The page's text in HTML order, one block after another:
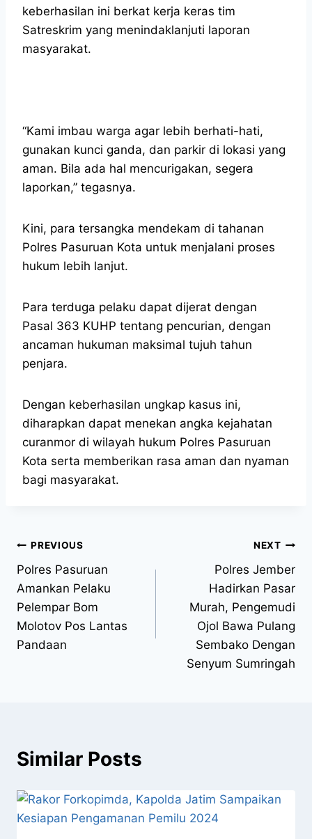
keberhasilan ini berkat kerja keras tim
Satreskrim yang menindaklanjuti laporan
masyarakat.
“Kami imbau warga agar lebih berhati-hati,
gunakan kunci ganda, dan parkir di lokasi yang
aman. Bila ada hal mencurigakan, segera
laporkan,” tegasnya.
Kini, para tersangka mendekam di tahanan
Polres Pasuruan Kota untuk menjalani proses
hukum lebih lanjut.
Para terduga pelaku dapat dijerat dengan
Pasal 363 KUHP tentang pencurian, dengan
ancaman hukuman maksimal tujuh tahun
penjara.
Dengan keberhasilan ungkap kasus ini,
diharapkan dapat menekan angka kejahatan
curanmor di wilayah hukum Polres Pasuruan
Kota serta memberikan rasa aman dan nyaman
bagi masyarakat.
PREVIOUS
Polres Pasuruan
Amankan Pelaku
Pelempar Bom
Molotov Pos Lantas
Pandaan
NEXT
Polres Jember
Hadirkan Pasar
Murah, Pengemudi
Ojol Bawa Pulang
Sembako Dengan
Senyum Sumringah
Similar Posts